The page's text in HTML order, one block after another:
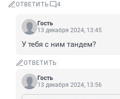
ОТВЕТИТЬ 4
Гость
13 декабря 2024, 13:45
У тебя с ним тандем?
ОТВЕТИТЬ
Гость
13 декабря 2024, 13:56